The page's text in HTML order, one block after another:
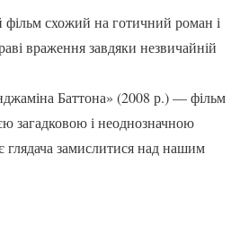
схожий на готичний роман і
враження завдяки незвичайній
Баттона» (2008 р.) — фільм
загадковою і неоднозначною
глядача замислитися над нашим